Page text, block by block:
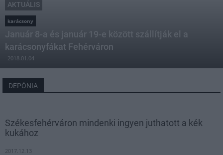
AKTUÁLIS
karácsony
Január 8-a és január 19-e között szállítják el a
karácsonyfákat Fehérváron
2018.01.04
DEPÓNIA
Székesfehérváron mindenki ingyen juthatott a kék
kukához
2017.12.13